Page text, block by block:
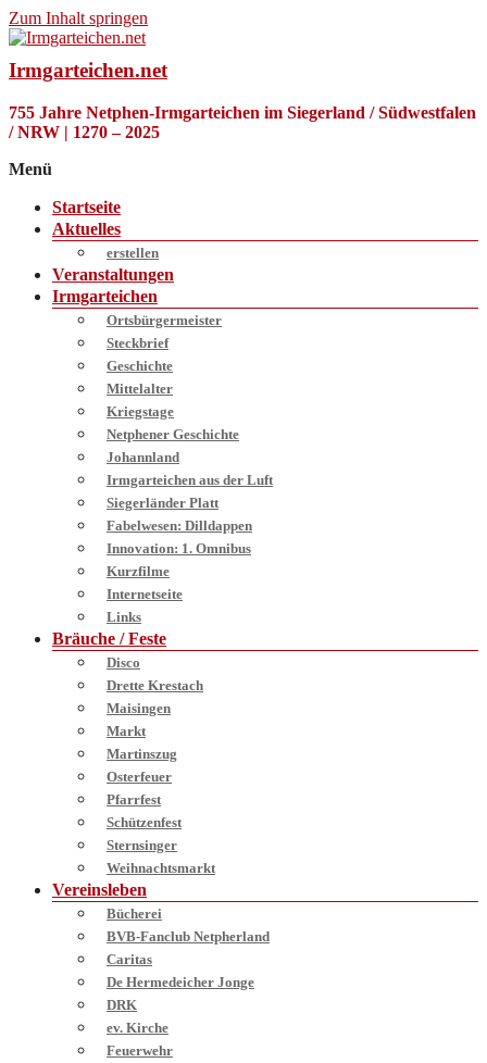
Zum Inhalt springen
Irmgarteichen.net
755 Jahre Netphen-Irmgarteichen im Siegerland / Südwestfalen
/ NRW | 1270 – 2025
Menü
Startseite
Aktuelles
erstellen
Veranstaltungen
Irmgarteichen
Ortsbürgermeister
Steckbrief
Geschichte
Mittelalter
Kriegstage
Netphener Geschichte
Johannland
Irmgarteichen aus der Luft
Siegerländer Platt
Fabelwesen: Dilldappen
Innovation: 1. Omnibus
Kurzfilme
Internetseite
Links
Bräuche / Feste
Disco
Drette Krestach
Maisingen
Markt
Martinszug
Osterfeuer
Pfarrfest
Schützenfest
Sternsinger
Weihnachtsmarkt
Vereinsleben
Bücherei
BVB-Fanclub Netpherland
Caritas
De Hermedeicher Jonge
DRK
ev. Kirche
Feuerwehr